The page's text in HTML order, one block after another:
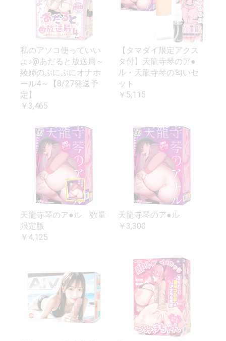
私のアソコ使っていい
よ♪@あだると放送局～
綾姉のぷにぷにオナホ
ール4～【8/27発送予
定】
￥3,465
【タマダイ限定アクス
タ付】天龍寺琴のア●
ル・天龍寺琴の匂いセ
ット
￥5,115
天龍寺琴のア●ル 数量
限定版
￥4,125
天龍寺琴のア●ル
￥3,300